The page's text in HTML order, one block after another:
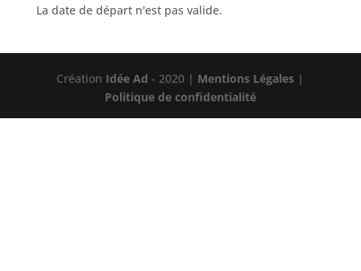
La date de départ n'est pas valide.
Création Idée Ad - 2020 | Mentions Légales |
Politique de confidentialité